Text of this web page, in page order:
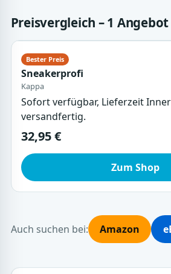
Preisvergleich – 1 Angebot
Sneakerprofi
Kappa
Sofort verfügbar, Lieferzeit
versandfertig.
32,95 €
Zum Shop
Auch suchen bei: Amazon